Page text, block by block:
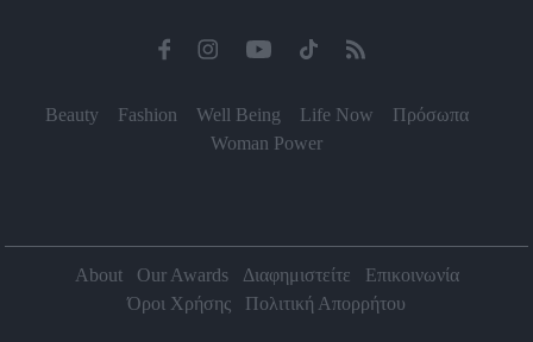
Beauty Fashion Well Being Life Now
Πρόσωπα
Woman Power
About Our Awards Διαφημιστείτε
Επικοινωνία
Όροι Χρήσης
Πολιτική Απορρήτου